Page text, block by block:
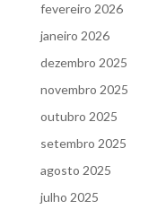
fevereiro 2026
janeiro 2026
dezembro 2025
novembro 2025
outubro 2025
setembro 2025
agosto 2025
julho 2025